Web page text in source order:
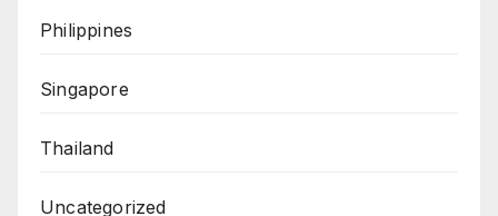
Philippines
Singapore
Thailand
Uncategorized